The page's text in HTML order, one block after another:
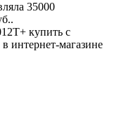
35000
купить с
интернет-магазине